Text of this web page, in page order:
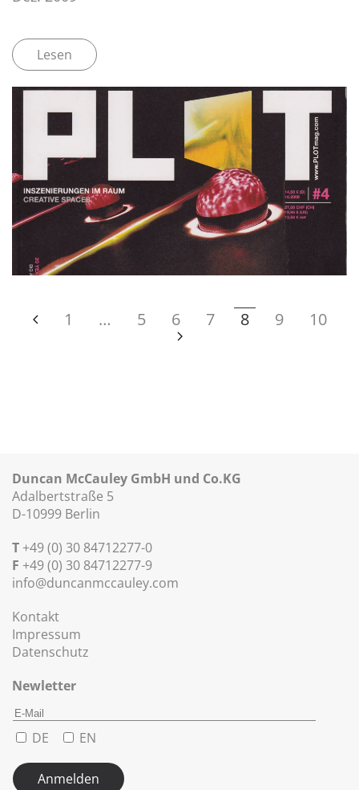
Lesen
1 … 5 6 7 8 9 10
Duncan McCauley GmbH und Co.KG
Adalbertstraße 5
D-10999 Berlin
T +49 (0) 30 84712277-0
F +49 (0) 30 84712277-9
info@duncanmccauley.com
Kontakt
Impressum
Datenschutz
Newletter
DE EN
Anmelden